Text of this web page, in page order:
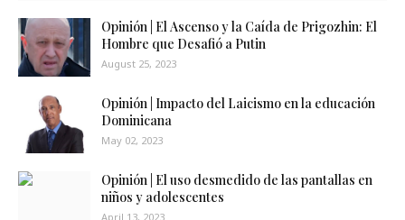
Opinión | El Ascenso y la Caída de Prigozhin: El
Hombre que Desafió a Putin
August 25, 2023
Opinión | Impacto del Laicismo en la educación
Dominicana
May 02, 2023
Opinión | El uso desmedido de las pantallas en
niños y adolescentes
April 13, 2023